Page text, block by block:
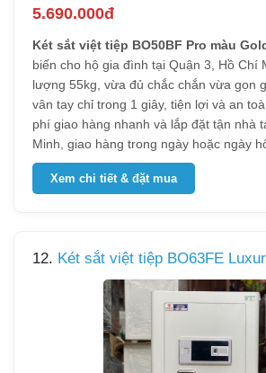
5.690.000đ
Két sắt việt tiệp BO50BF Pro màu
biến cho hộ gia đình tại Quận 3, Hồ Chí
lượng 55kg, vừa đủ chắc chắn vừa gọn
vân tay chỉ trong 1 giây, tiện lợi và an
phí giao hàng nhanh và lắp đặt tận nhà
Minh, giao hàng trong ngày hoặc ngày
Xem chi tiết & đặt mua
12. Két sắt việt tiệp BO63FE